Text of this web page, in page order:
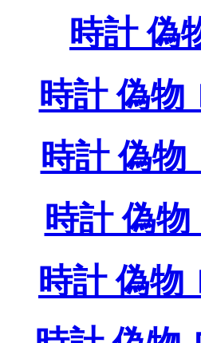
時計 偽
時計 偽物
時計 偽物
時計 偽
時計 偽物